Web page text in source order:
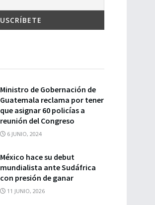
Ministro de Gobernación de
Guatemala reclama por tener
que asignar 60 policías a
reunión del Congreso
6 JUNIO, 2024
México hace su debut
mundialista ante Sudáfrica
con presión de ganar
11 JUNIO, 2026